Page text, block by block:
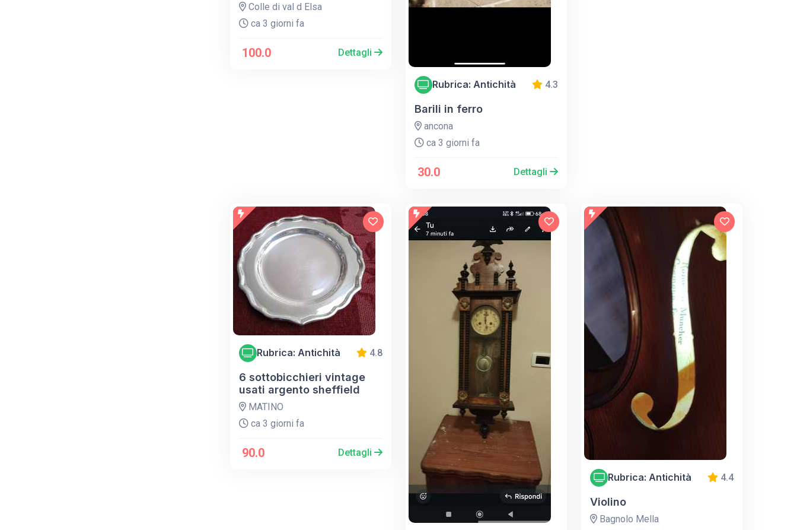
Colle di val d Elsa
ca 3 giorni fa
100.0 Dettagli
Rubrica: Antichità 4.3
Barili in ferro
ancona
ca 3 giorni fa
30.0 Dettagli
Rubrica: Antichità 4.8
6 sottobicchieri vintage
usati argento sheffield
MATINO
ca 3 giorni fa
90.0 Dettagli
Rubrica: Antichità 4.4
Violino
Bagnolo Mella